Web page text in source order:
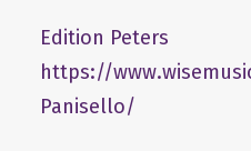
Edition Peters
https://
Panisello/